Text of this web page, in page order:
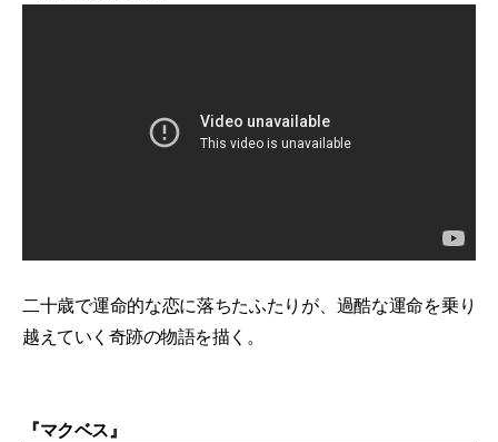
二十歳で運命的な恋に落ちたふたりが、過酷な運命を乗り
越えていく奇跡の物語を描く。
『マクベス』